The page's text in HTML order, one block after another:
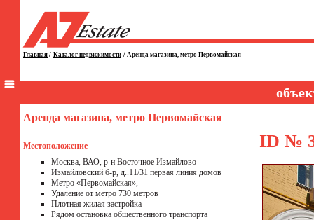
Главная / Каталог недвижимости / Аренда магазина, метро Первомайская
Аренда магазина, метро Первомайская
Местоположение
Москва, ВАО, р-н Восточное Измайлово
Измайловский б-р, д..11/31 первая линия домов
Метро «Первомайская»,
Удаление от метро 730 метров
Плотная жилая застройка
Рядом остановка общественного транспорта
ID №